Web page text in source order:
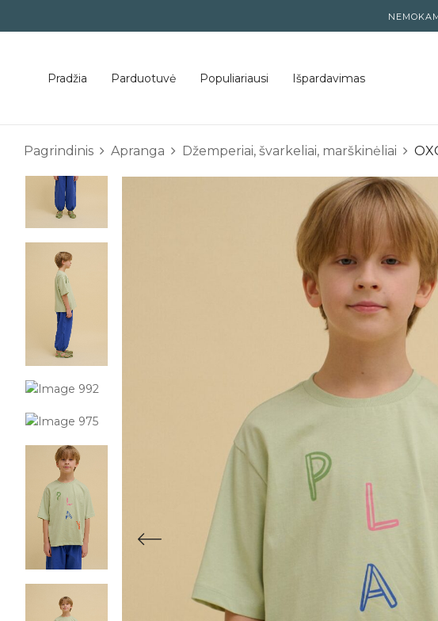
Pradžia Parduotuvė Populiariausi Išpardavimas
Pagrindinis Apranga Džemperiai, švarkeliai, marškinėliai